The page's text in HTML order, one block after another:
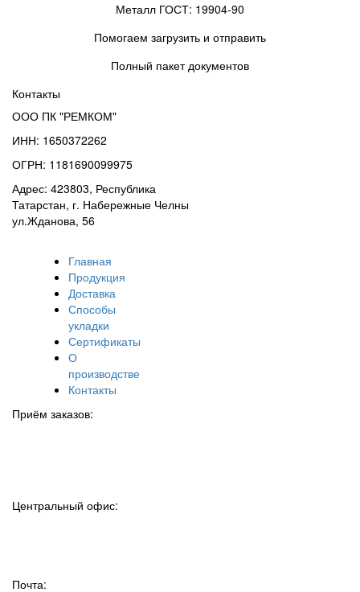
Металл ГОСТ: 19904-90
Помогаем загрузить и отправить
Полный пакет документов
Контакты
ООО ПК "РЕМКОМ"
ИНН: 1650372262
ОГРН: 1181690099975
Адрес: 423803, Республика
Татарстан, г. Набережные Челны
ул.Жданова, 56
Главная
Продукция
Доставка
Способы
укладки
Сертификаты
О
производстве
Контакты
Приём заказов:
Центральный офис:
Почта: